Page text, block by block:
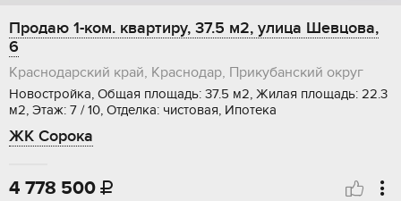
Продаю 1-ком. квартиру, 37.5 м2, улица Шевцова,
6
Краснодарский край, Краснодар, Прикубанский округ
Новостройка, Общая площадь: 37.5 м2, Жилая площадь: 22.3
м2, Этаж: 7 / 10, Отделка: чистовая, Ипотека
ЖК Сорока
4 778 500 